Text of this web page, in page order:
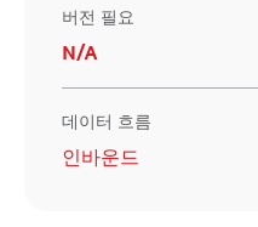
버전 필요
N/A
데이터 흐름
인바운드